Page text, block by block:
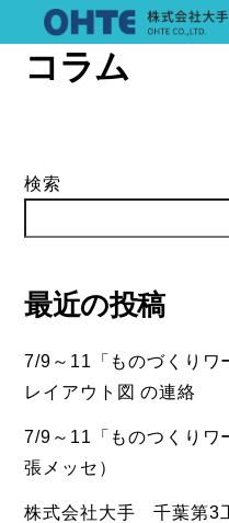
Skipコラム
検索
最近の投稿
7/9～11「ものづくりワ
レイアウト図 の連絡
7/9～11「ものつくりワ
張メッセ）
株式会社大手 千葉第3